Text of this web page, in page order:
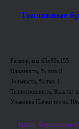
Топливные
Размер, мм 65х95х155
Влажность, % max 8
Зольность, % max 1
Теплотворность, Ккал/кг
Упаковка Пачки п/э
Цена: Березовые